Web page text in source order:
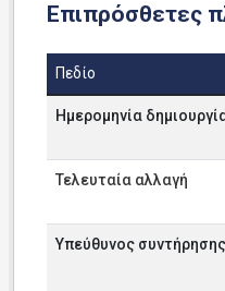
Επιπρόσθετες
Πεδίο
Ημερομηνία
Τελευταία αλλαγή
Υπεύθυνος συντήρησης